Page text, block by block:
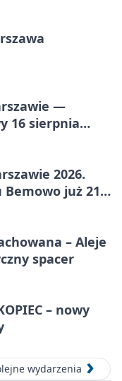
—
16 sierpnia
2026.
już 21
– Aleje
spacer
– nowy
wydarzenia